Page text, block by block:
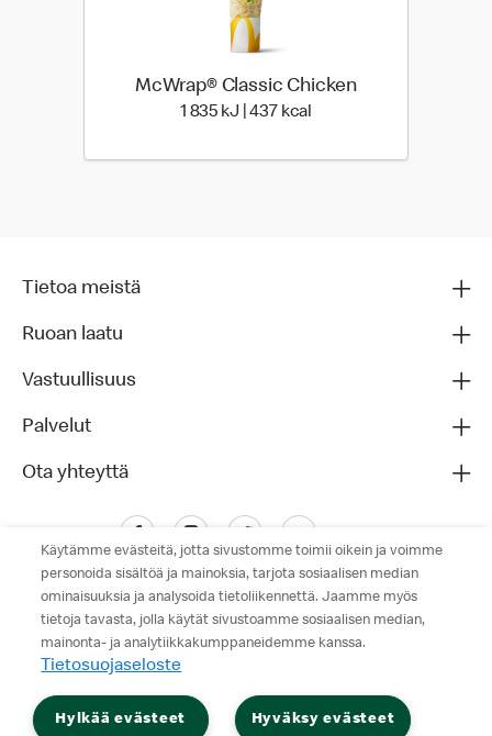
McWrap® Classic Chicken
1 835 kJ | 437 kcal
Tietoa meistä
Ruoan laatu
Vastuullisuus
Palvelut
Ota yhteyttä
Tietosuojaseloste
Käytämme evästeitä, jotta sivustomme toimii oikein ja voimme
personoida sisältöä ja mainoksia, tarjota sosiaalisen median
ominaisuuksia ja analysoida tietoliikennettä. Jaamme myös
tietoja tavasta, jolla käytät sivustoamme sosiaalisen median,
mainonta- ja analytiikkakumppaneidemme kanssa.
Tietosuojaseloste
Hyväksy evästeet
Hylkää evästeet